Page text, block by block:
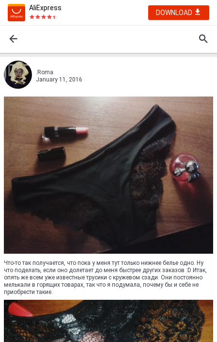
AliExpress
DOWNLOAD
.Roma.
January 11, 2016
Что-то так получается, что пока у меня тут только нижнее белье одно. Ну
что поделать, если оно долетает до меня быстрее других заказов :D Итак,
опять же всем уже известные трусики с кружевом сзади. Они постоянно
мелькали в горящих товарах, так что я подумала, почему бы и себе не
приобрести такие.